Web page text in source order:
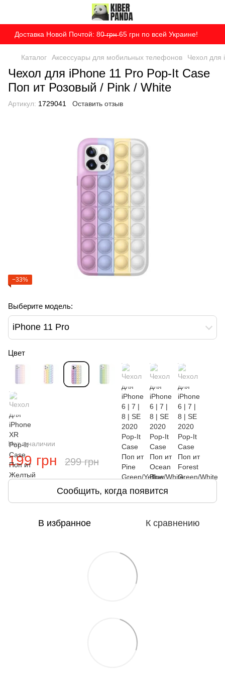
Доставка Новой Почтой: 80̶ ̶г̶р̶н̶ 65 грн по всей Украине!
Каталог Аксессуары для мобильных телефонов Чехол для
Чехол для iPhone 11 Pro Pop-It Case
Поп ит Розовый / Pink / White
Артикул: 1729041 Оставить отзыв
−33%
Выберите модель:
iPhone 11 Pro
Цвет
Нет в наличии
199 грн 299 грн
Сообщить, когда появится
В избранное К сравнению